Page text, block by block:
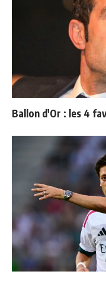
Ballon d'Or : les 4